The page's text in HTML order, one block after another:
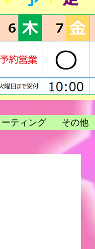
ーティング その他